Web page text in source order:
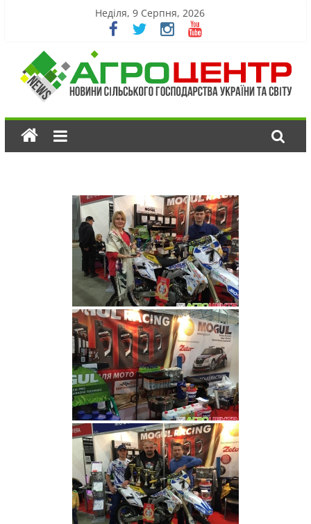
Неділя, 9 Серпня, 2026